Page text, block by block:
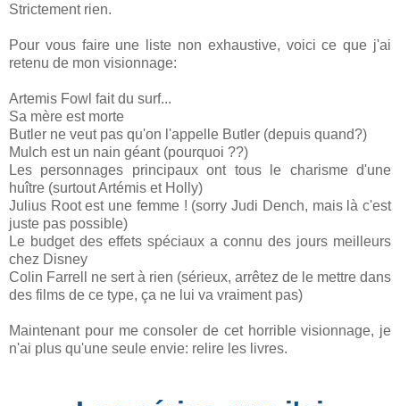
Strictement rien.
Pour vous faire une liste non exhaustive, voici ce que j'ai
retenu de mon visionnage:
Artemis Fowl fait du surf...
Sa mère est morte
Butler ne veut pas qu'on l'appelle Butler (depuis quand?)
Mulch est un nain géant (pourquoi ??)
Les personnages principaux ont tous le charisme d'une
huître (surtout Artémis et Holly)
Julius Root est une femme ! (sorry Judi Dench, mais là c'est
juste pas possible)
Le budget des effets spéciaux a connu des jours meilleurs
chez Disney
Colin Farrell ne sert à rien (sérieux, arrêtez de le mettre dans
des films de ce type, ça ne lui va vraiment pas)
Maintenant pour me consoler de cet horrible visionnage, je
n'ai plus qu'une seule envie: relire les livres.